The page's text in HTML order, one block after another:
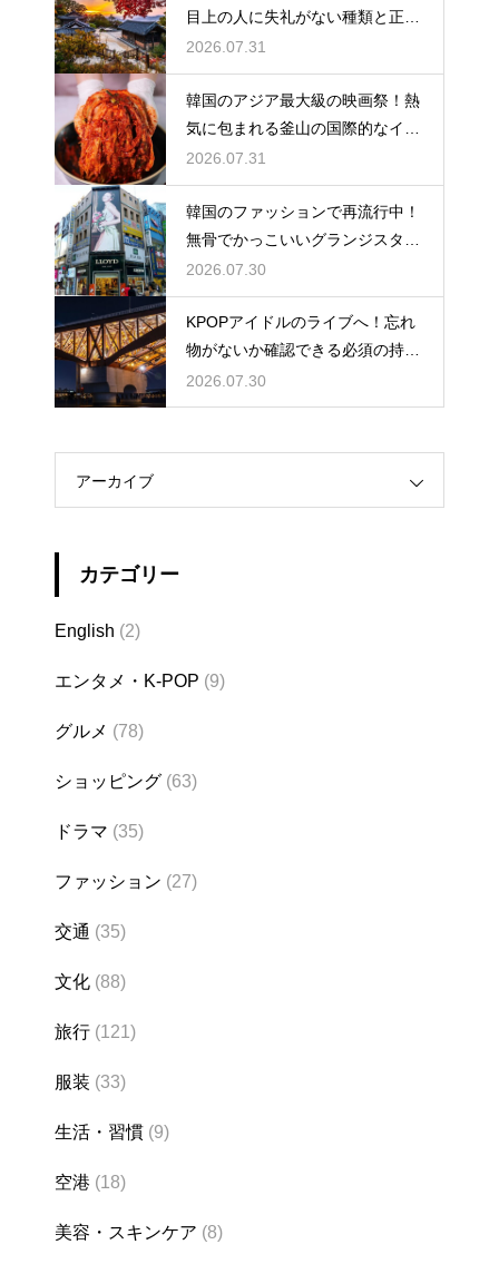
目上の人に失礼がない種類と正し
い使い分け
2026.07.31
韓国のアジア最大級の映画祭！熱
気に包まれる釜山の国際的なイベ
ント
2026.07.31
韓国のファッションで再流行中！
無骨でかっこいいグランジスタイ
ルの特徴
2026.07.30
KPOPアイドルのライブへ！忘れ
物がないか確認できる必須の持ち
物リスト
2026.07.30
アーカイブ
カテゴリー
English (2)
エンタメ・K-POP (9)
グルメ (78)
ショッピング (63)
ドラマ (35)
ファッション (27)
交通 (35)
文化 (88)
旅行 (121)
服装 (33)
生活・習慣 (9)
空港 (18)
美容・スキンケア (8)